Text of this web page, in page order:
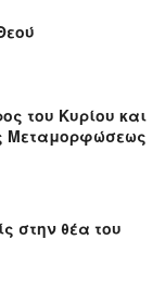
του Κυρίου και
Μεταμορφώσεως
στην θέα του